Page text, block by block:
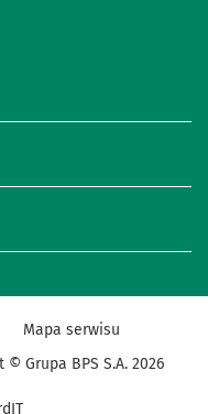
Mapa serwisu
© Grupa BPS S.A. 2026